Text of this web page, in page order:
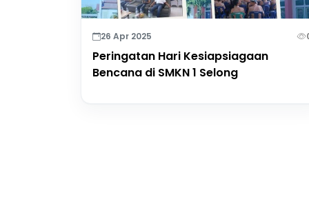
26 Apr 2025
Peringatan Hari Kesiapsiagaan
Bencana di SMKN 1 Selong